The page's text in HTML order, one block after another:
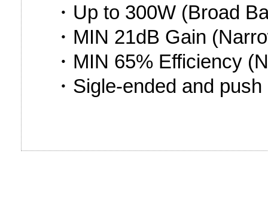
・Up to 300W (Broad
・MIN 21dB Gain
・MIN 65% Efficiency
・Sigle-ended and push